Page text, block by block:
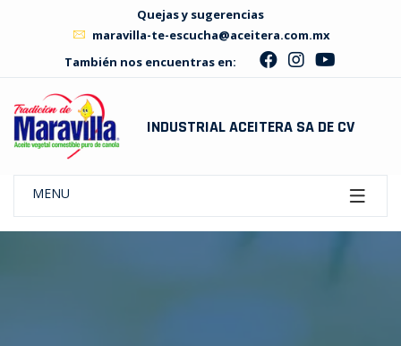
Quejas y sugerencias
maravilla-te-escucha@aceitera.com.mx
También nos encuentras en:
INDUSTRIAL ACEITERA SA DE CV
MENU